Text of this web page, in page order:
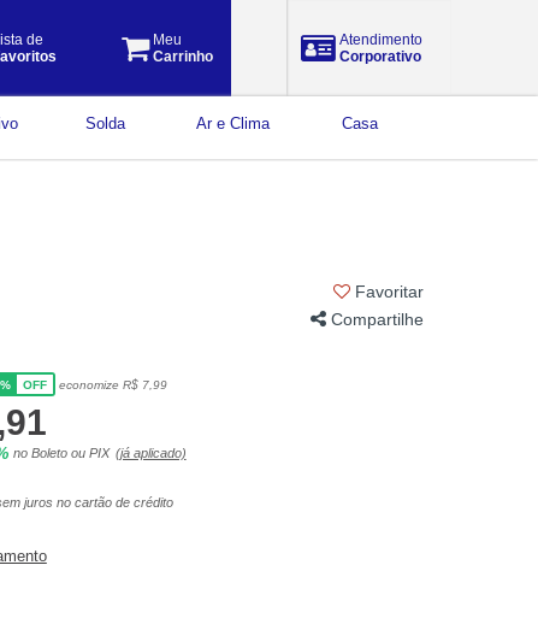
de
Meu
Carrinho
Atendimento
Corporativo
Solda Ar e Clima Casa
Favoritar
Compartilhe
OFF economize R$ 7,99
no Boleto ou PIX (já aplicado)
juros no cartão de crédito